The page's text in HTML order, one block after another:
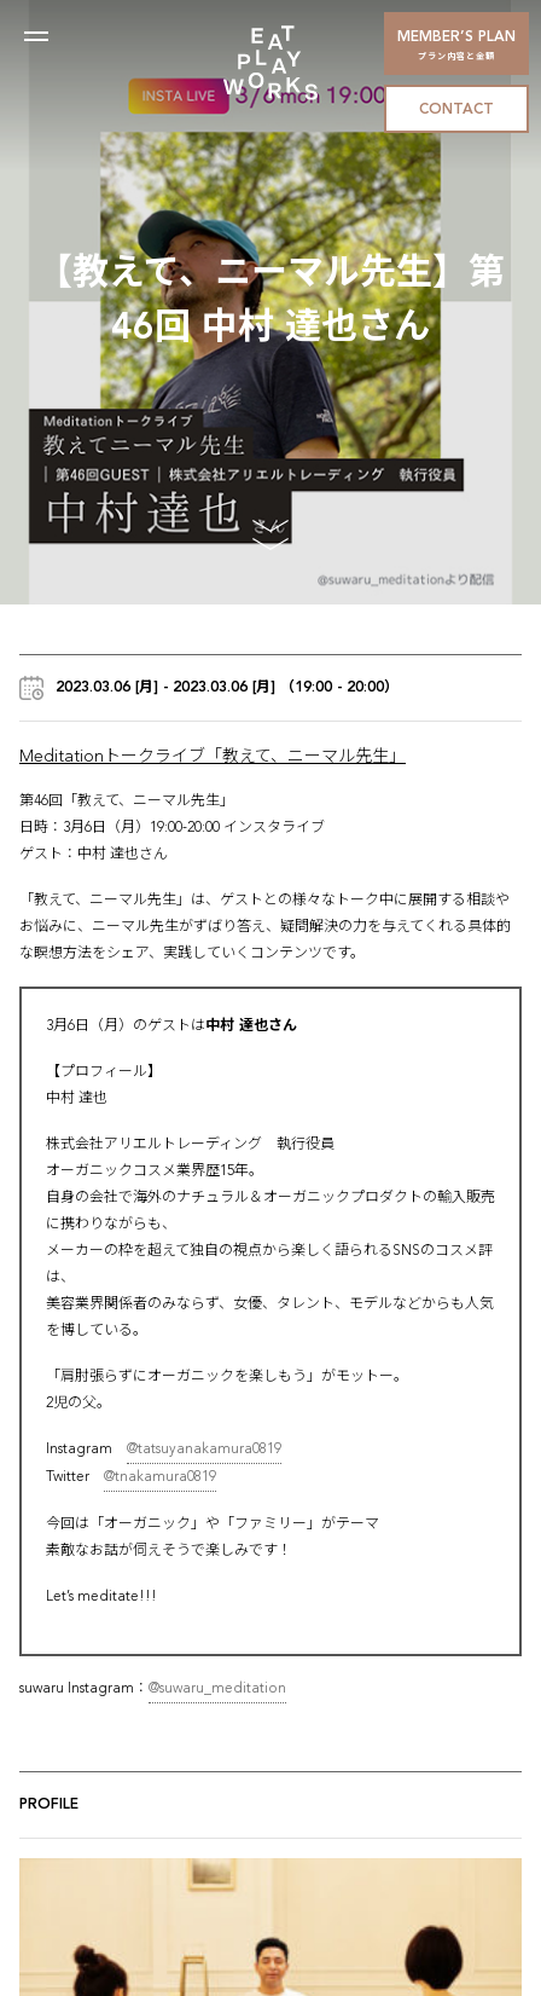
MEMBER’S PLAN
プラン内容と金額
CONTACT
【教えて、ニーマル先生】第
46回 中村 達也さん
2023.03.06 [月] - 2023.03.06 [月] （19:00 - 20:00）
Meditationトークライブ「教えて、ニーマル先生」
第46回「教えて、ニーマル先生」
日時：3月6日（月）19:00-20:00 インスタライブ
ゲスト：中村 達也さん
「教えて、ニーマル先生」は、ゲストとの様々なトーク中に展開する相談や
お悩みに、ニーマル先生がずばり答え、疑問解決の力を与えてくれる具体的
な瞑想方法をシェア、実践していくコンテンツです。
3月6日（月）のゲストは中村 達也さん
【プロフィール】
中村 達也
株式会社アリエルトレーディング 執行役員
オーガニックコスメ業界歴15年。
自身の会社で海外のナチュラル＆オーガニックプロダクトの輸入販売
に携わりながらも、
メーカーの枠を超えて独自の視点から楽しく語られるSNSのコスメ評
は、
美容業界関係者のみならず、女優、タレント、モデルなどからも人気
を博している。
「肩肘張らずにオーガニックを楽しもう」がモットー。
2児の父。
Instagram @tatsuyanakamura0819
Twitter @tnakamura0819
今回は「オーガニック」や「ファミリー」がテーマ
素敵なお話が伺えそうで楽しみです！
Let’s meditate!!!
suwaru Instagram： @suwaru_meditation
PROFILE